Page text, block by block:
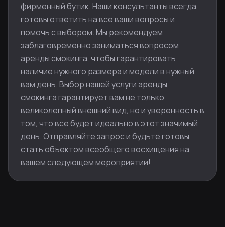
фирменный бутик. Наши консультанты всегда
готовы ответить на все ваши вопросы и
помочь с выбором. Мы рекомендуем
заблаговременно заниматься вопросом
аренды смокинга, чтобы гарантировать
наличие нужного размера и модели в нужный
вам день. Выбор нашей услуги аренды
смокинга гарантирует вам не только
великолепный внешний вид, но и уверенность в
том, что все будет идеально в этот значимый
день. Отправляйте запрос и будьте готовы
стать объектом всеобщего восхищения на
вашем следующем мероприятии!